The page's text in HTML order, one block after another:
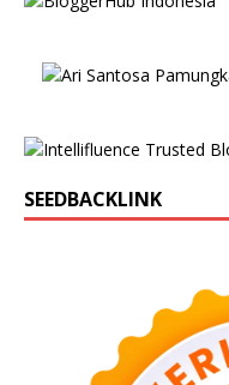
SEEDBACKLINK